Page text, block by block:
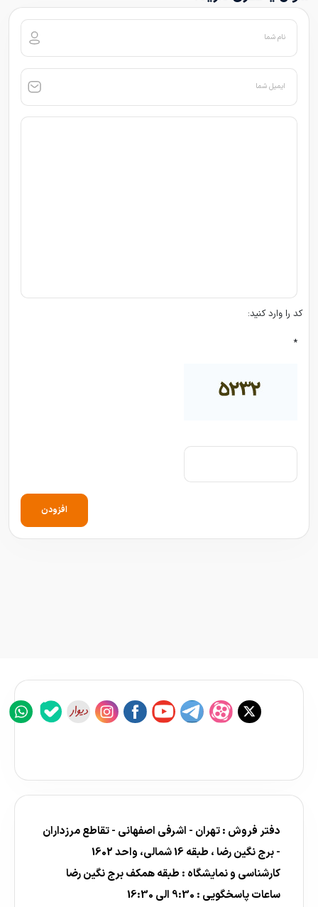
نام شما
ایمیل شما
کد را وارد کنید:
*
افزودن
دفتر فروش : تهران - اشرفی اصفهانی - تقاطع مرزداران
- برج نگین رضا ، طبقه 16 شمالی، واحد 1602
کارشناسی و نمایشگاه : طبقه همکف برج نگین رضا
ساعات پاسخگویی : 9:30 الی 16:30